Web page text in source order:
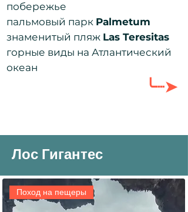
побережье
пальмовый парк Palmetum
знаменитый пляж Las Teresitas
горные виды на Атлантический
океан
╰┈➤
Лос Гигантес
Поход на пещеры